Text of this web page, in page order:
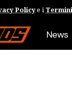
Policye i
News